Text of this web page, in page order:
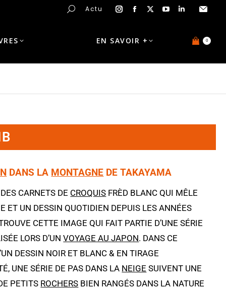
Actu
EN SAVOIR + 0
DANS LA MONTAGNE DE TAKAYAMA
CARNETS DE CROQUIS FRÈD BLANC QUI MÊLE
ET UN DESSIN QUOTIDIEN DEPUIS LES ANNÉES
CETTE IMAGE QUI FAIT PARTIE D’UNE SÉRIE
LORS D’UNVOYAGE AU JAPON. DANS CE
DESSIN NOIR ET BLANC & EN TIRAGE
UNE SÉRIE DE PAS DANS LA NEIGE SUIVENT UNE
PETITS ROCHERS BIEN RANGÉS DANS LA NATURE